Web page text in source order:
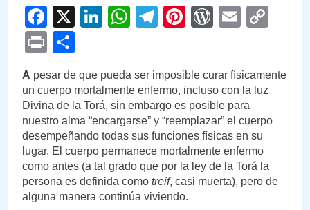
Facebook
X LinkedIn
WhatsApp
Telegram
PinterestEmail
Print
A pesar de que pueda ser imposible curar físicamente
un cuerpo mortalmente enfermo, incluso con la luz
Divina de la Torá, sin embargo es posible para
nuestro alma “encargarse” y “reemplazar” el cuerpo
desempeñando todas sus funciones físicas en su
lugar. El cuerpo permanece mortalmente enfermo
como antes (a tal grado que por la ley de la Torá la
persona es definida como treif, casi muerta), pero de
alguna manera continúa viviendo.